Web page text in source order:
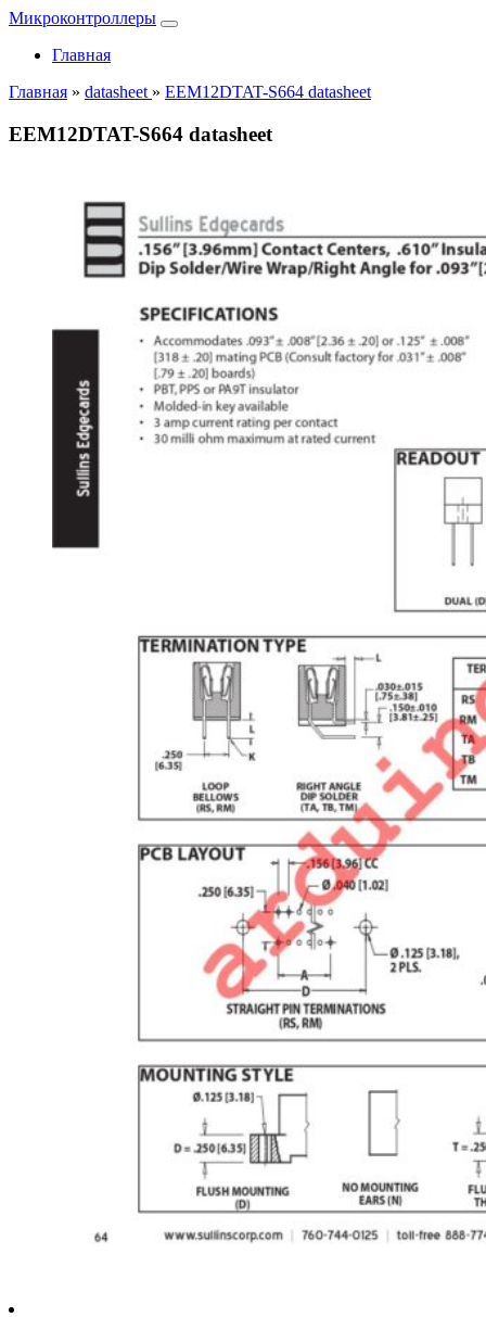
Микроконтроллеры
Главная
Главная » datasheet » EEM12DTAT-S664 datasheet
EEM12DTAT-S664 datasheet